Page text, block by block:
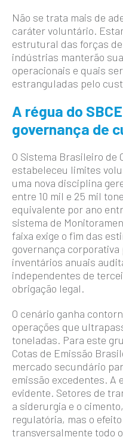
Não se trata mais de
caráter voluntário.
estrutural das forças
indústrias manterão
operacionais e quais
estranguladas pelo
A régua do
governança de
O Sistema Brasileiro de
estabeleceu limites
uma nova disciplina
entre 10 mil e 25 mil
equivalente por ano
sistema de
faixa exige o fim das
governança
inventários anuais
independentes de
obrigação legal.
O cenário ganha
operações que
toneladas. Para este
Cotas de Emissão
mercado secundário
emissão excedentes. A
evidente. Setores de
a siderurgia e o
regulatória, mas o
transversalmente todo